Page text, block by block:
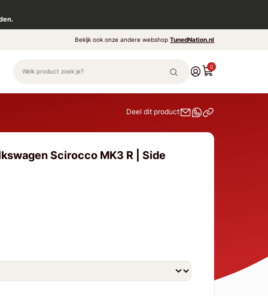
Bekijk ook onze andere webshopTunedNation.nl
0
Deel dit product
Scirocco MK3 R | Side